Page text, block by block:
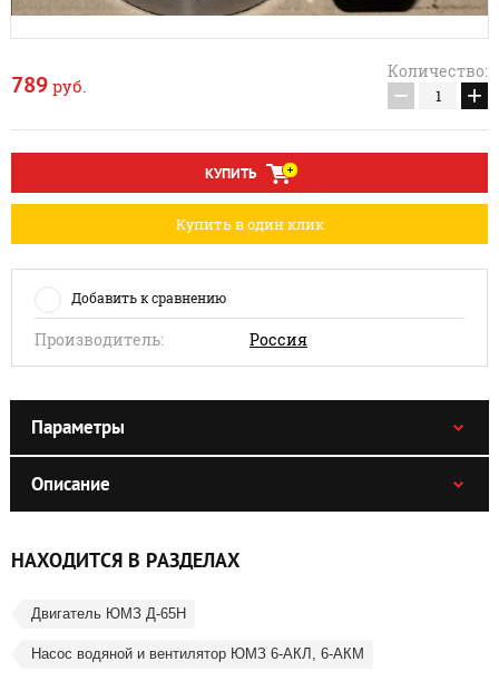
789 руб.
Количество:
− +
КУПИТЬ
Купить в один клик
Добавить к сравнению
Производитель: Россия
Параметры
Описание
НАХОДИТСЯ В РАЗДЕЛАХ
Двигатель ЮМЗ Д-65Н
Насос водяной и вентилятор ЮМЗ 6-АКЛ, 6-АКМ